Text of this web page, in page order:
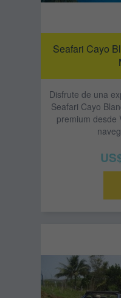
Seafari Cayo
Disfrute de una
Seafari Cayo
premium desde